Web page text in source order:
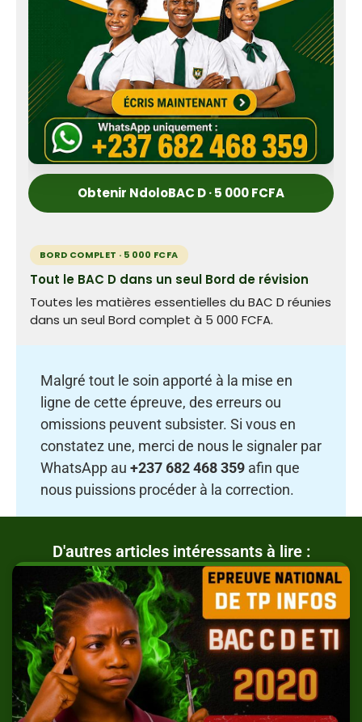
Obtenir NdoloBAC D · 5 000 FCFA
BORD COMPLET · 5 000 FCFA
Tout le BAC D dans un seul Bord de révision
Toutes les matières essentielles du BAC D réunies
dans un seul Bord complet à 5 000 FCFA.
Malgré tout le soin apporté à la mise en
ligne de cette épreuve, des erreurs ou
omissions peuvent subsister. Si vous en
constatez une, merci de nous le signaler par
WhatsApp au +237 682 468 359 afin que
nous puissions procéder à la correction.
D'autres articles intéressants à lire :